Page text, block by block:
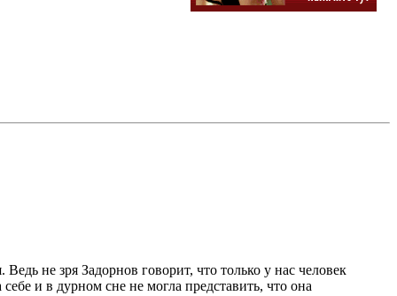
не зря Задорнов говорит, что только у нас человек
и в дурном сне не могла представить, что она